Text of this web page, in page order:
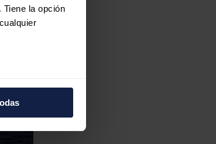
la opción